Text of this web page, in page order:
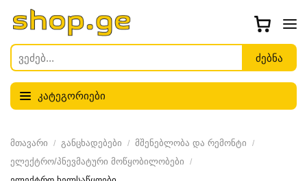
კატეგორიები
მთავარი განცხადებები
მშენებლობა და რემონტი
ელექტრო/პნევმატური მოწყობილობები